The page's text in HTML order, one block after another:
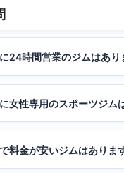
24時間営業のジムはあり
女性専用のスポーツジム
料金が安いジムはありま